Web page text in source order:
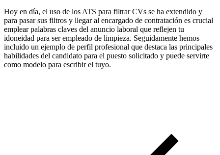
Hoy en día, el uso de los ATS para filtrar CVs se ha extendido y
para pasar sus filtros y llegar al encargado de contratación es crucial
emplear palabras claves del anuncio laboral que reflejen tu
idoneidad para ser empleado de limpieza. Seguidamente hemos
incluido un ejemplo de perfil profesional que destaca las principales
habilidades del candidato para el puesto solicitado y puede servirte
como modelo para escribir el tuyo.